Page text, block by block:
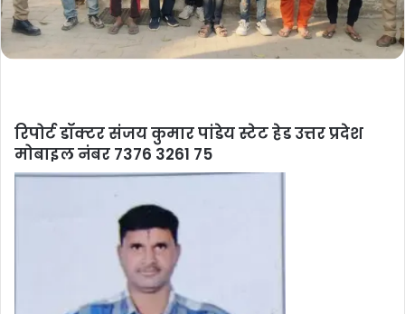
रिपोर्ट डॉक्टर संजय कुमार पांडेय स्टेट हेड उत्तर प्रदेश
मोबाइल नंबर 7376 3261 75